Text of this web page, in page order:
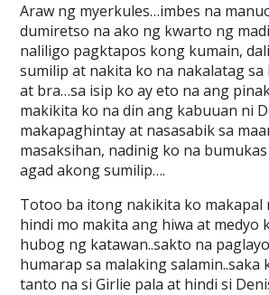
Araw ng myerkules…imbes na
dumiretso na ako ng kwarto ng
naliligo pagktapos kong kumain,
sumilip at nakita ko na nakalatag sa
at bra…sa isip ko ay eto na ang
makikita ko na din ang kabuuan ni
makapaghintay at nasasabik sa
masaksihan, nadinig ko na
agad akong sumilip….
Totoo ba itong nakikita ko makapal
hindi mo makita ang hiwa at medyo
hubog ng katawan..sakto na
humarap sa malaking salamin..saka
tanto na si Girlie pala at hindi si